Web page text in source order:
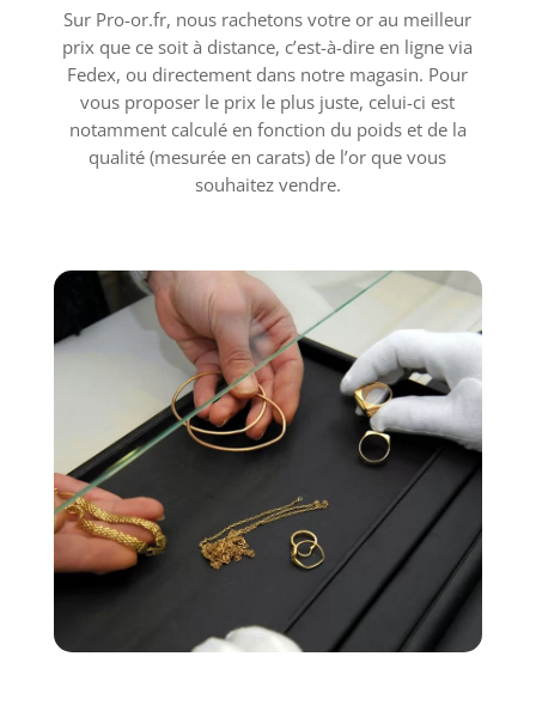
Sur Pro-or.fr, nous rachetons votre or au meilleur
prix que ce soit à distance, c’est-à-dire en ligne via
Fedex, ou directement dans notre magasin. Pour
vous proposer le prix le plus juste, celui-ci est
notamment calculé en fonction du poids et de la
qualité (mesurée en carats) de l’or que vous
souhaitez vendre.